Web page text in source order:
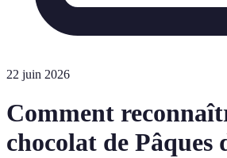
22 juin 2026
Comment
chocolat de Pâques